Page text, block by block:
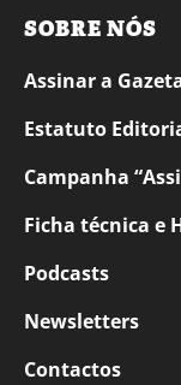
SOBRE NÓS
Assinar a
Estatuto
Campanha
Ficha técnica e
Podcasts
Newsletters
Contactos